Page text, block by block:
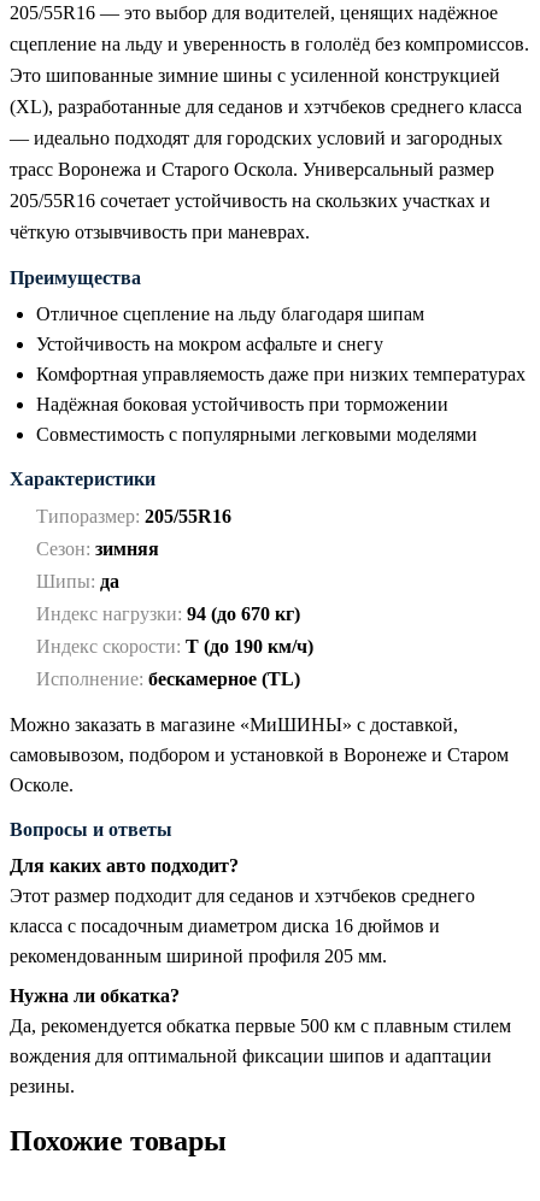
205/55R16 — это выбор для водителей, ценящих надёжное
сцепление на льду и уверенность в гололёд без компромиссов.
Это шипованные зимние шины с усиленной конструкцией
(XL), разработанные для седанов и хэтчбеков среднего класса
— идеально подходят для городских условий и загородных
трасс Воронежа и Старого Оскола. Универсальный размер
205/55R16 сочетает устойчивость на скользких участках и
чёткую отзывчивость при маневрах.
Преимущества
Отличное сцепление на льду благодаря шипам
Устойчивость на мокром асфальте и снегу
Комфортная управляемость даже при низких температурах
Надёжная боковая устойчивость при торможении
Совместимость с популярными легковыми моделями
Характеристики
Типоразмер: 205/55R16
Сезон: зимняя
Шипы: да
Индекс нагрузки: 94 (до 670 кг)
Индекс скорости: T (до 190 км/ч)
Исполнение: бескамерное (TL)
Можно заказать в магазине «МиШИНЫ» с доставкой,
самовывозом, подбором и установкой в Воронеже и Старом
Осколе.
Вопросы и ответы
Для каких авто подходит?
Этот размер подходит для седанов и хэтчбеков среднего
класса с посадочным диаметром диска 16 дюймов и
рекомендованным шириной профиля 205 мм.
Нужна ли обкатка?
Да, рекомендуется обкатка первые 500 км с плавным стилем
вождения для оптимальной фиксации шипов и адаптации
резины.
Похожие товары